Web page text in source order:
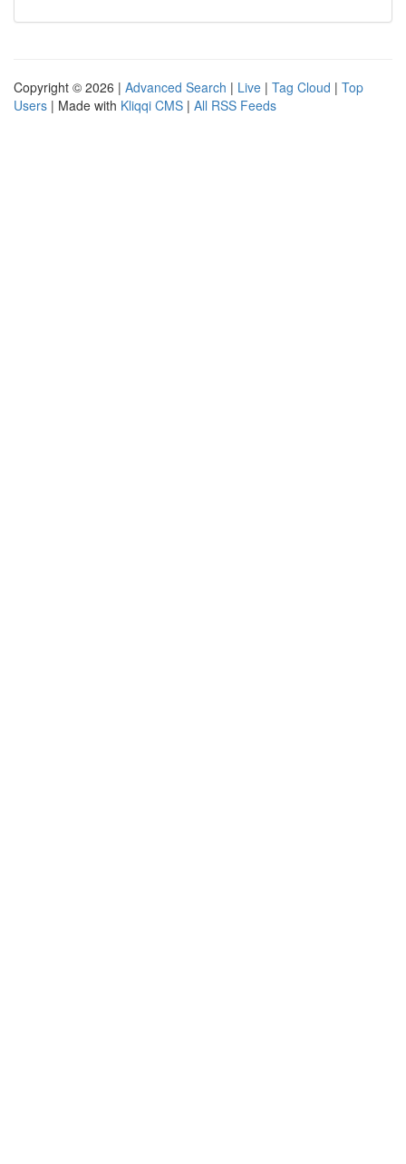
Copyright © 2026 | Advanced Search | Live | Tag Cloud | Top
Users | Made with Kliqqi CMS | All RSS Feeds